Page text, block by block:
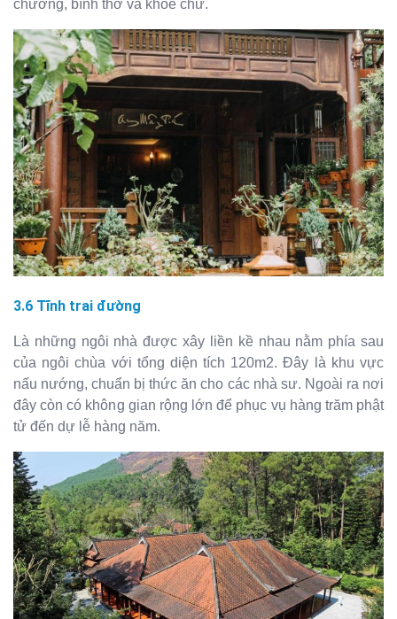
chương, bình thơ và khoe chữ.
3.6 Tĩnh trai đường
Là những ngôi nhà được xây liền kề nhau nằm phía sau
của ngôi chùa với tổng diện tích 120m2. Đây là khu vực
nấu nướng, chuẩn bị thức ăn cho các nhà sư. Ngoài ra nơi
đây còn có không gian rộng lớn để phục vụ hàng trăm phật
tử đến dự lễ hàng năm.